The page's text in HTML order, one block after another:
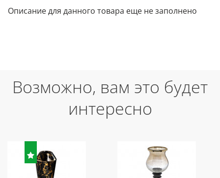
Описание для данного товара еще не заполнено
Возможно, вам это будет
интересно